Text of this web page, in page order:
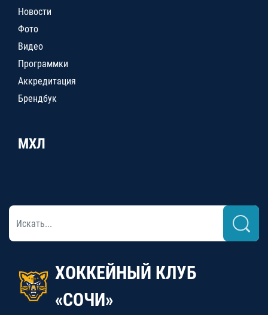
Новости
Фото
Видео
Программки
Аккредитация
Брендбук
МХЛ
ХОККЕЙНЫЙ КЛУБ
«СОЧИ»